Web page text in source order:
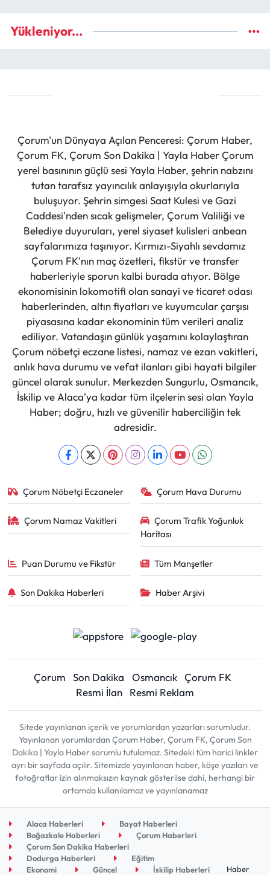
Yükleniyor...
Çorum'un Dünyaya Açılan Penceresi: Çorum Haber,
Çorum FK, Çorum Son Dakika | Yayla Haber Çorum
yerel basınının güçlü sesi Yayla Haber, şehrin nabzını
tutan tarafsız yayıncılık anlayışıyla okurlarıyla
buluşuyor. Şehrin simgesi Saat Kulesi ve Gazi
Caddesi'nden sıcak gelişmeler, Çorum Valiliği ve
Belediye duyuruları, yerel siyaset kulisleri anbean
sayfalarımıza taşınıyor. Kırmızı-Siyahlı sevdamız
Çorum FK'nın maç özetleri, fikstür ve transfer
haberleriyle sporun kalbi burada atıyor. Bölge
ekonomisinin lokomotifi olan sanayi ve ticaret odası
haberlerinden, altın fiyatları ve kuyumcular çarşısı
piyasasına kadar ekonominin tüm verileri analiz
ediliyor. Vatandaşın günlük yaşamını kolaylaştıran
Çorum nöbetçi eczane listesi, namaz ve ezan vakitleri,
anlık hava durumu ve vefat ilanları gibi hayati bilgiler
güncel olarak sunulur. Merkezden Sungurlu, Osmancık,
İskilip ve Alaca'ya kadar tüm ilçelerin sesi olan Yayla
Haber; doğru, hızlı ve güvenilir haberciliğin tek
adresidir.
Çorum Nöbetçi Eczaneler Çorum Hava Durumu
Çorum Namaz Vakitleri
Çorum Trafik Yoğunluk
Haritası
Puan Durumu ve Fikstür Tüm Manşetler
Son Dakika Haberleri Haber Arşivi
Çorum Son Dakika Osmancık Çorum FK
Resmi İlan
Resmi Reklam
Sitede yayınlanan içerik ve yorumlardan yazarları sorumludur.
Yayınlanan yorumlardan Çorum Haber, Çorum FK, Çorum Son
Dakika | Yayla Haber sorumlu tutulamaz. Sitedeki tüm harici linkler
ayrı bir sayfada açılır. Sitemizde yayınlanan haber, köşe yazıları ve
fotoğraflar izin alınmaksızın kaynak gösterilse dahi, herhangi bir
ortamda kullanılamaz ve yayınlanamaz
Alaca Haberleri
Bayat Haberleri
Boğazkale Haberleri
Çorum Haberleri
Çorum Son Dakika Haberleri
Dodurga Haberleri
Eğitim
Ekonomi
Güncel İskilip Haberleri Haber